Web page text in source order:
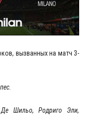
вызванных на матч 3-
Де Шильо, Родриго Эли,